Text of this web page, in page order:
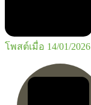
โพสต์เมื่อ 14/01/2026